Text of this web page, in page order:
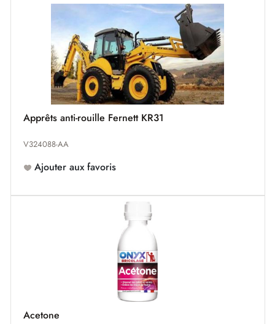
Apprêts anti-rouille Fernett KR31
V324088-AA
Ajouter aux favoris
Acetone